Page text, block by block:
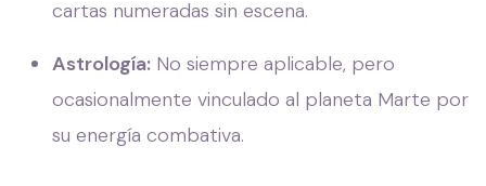
cartas numeradas sin escena.
Astrología: No siempre aplicable, pero
ocasionalmente vinculado al planeta Marte por
su energía combativa.